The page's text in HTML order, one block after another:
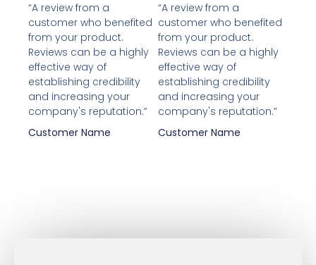
“A review from a
customer who benefited
from your product.
Reviews can be a highly
effective way of
establishing credibility
and increasing your
company's reputation.”
Customer Name
“A review from a
customer who benefited
from your product.
Reviews can be a highly
effective way of
establishing credibility
and increasing your
company's reputation.”
Customer Name